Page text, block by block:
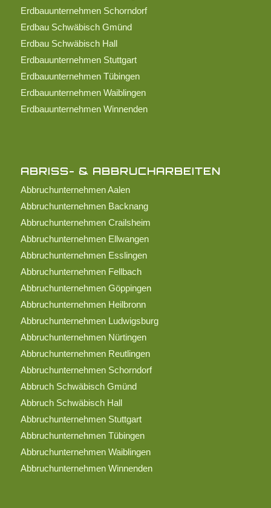
Erdbauunternehmen Schorndorf
Erdbau Schwäbisch Gmünd
Erdbau Schwäbisch Hall
Erdbauunternehmen Stuttgart
Erdbauunternehmen Tübingen
Erdbauunternehmen Waiblingen
Erdbauunternehmen Winnenden
ABRISS- & ABBRUCHARBEITEN
Abbruchunternehmen Aalen
Abbruchunternehmen Backnang
Abbruchunternehmen Crailsheim
Abbruchunternehmen Ellwangen
Abbruchunternehmen Esslingen
Abbruchunternehmen Fellbach
Abbruchunternehmen Göppingen
Abbruchunternehmen Heilbronn
Abbruchunternehmen Ludwigsburg
Abbruchunternehmen Nürtingen
Abbruchunternehmen Reutlingen
Abbruchunternehmen Schorndorf
Abbruch Schwäbisch Gmünd
Abbruch Schwäbisch Hall
Abbruchunternehmen Stuttgart
Abbruchunternehmen Tübingen
Abbruchunternehmen Waiblingen
Abbruchunternehmen Winnenden